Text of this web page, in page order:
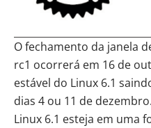
O fechamento da janela
rc1 ocorrerá em 16 de
estável do Linux 6.1
dias 4 ou 11 de
Linux 6.1 esteja em uma